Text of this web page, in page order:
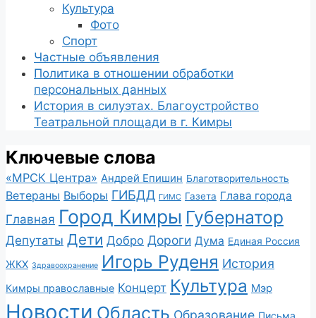
Культура
Фото
Спорт
Частные объявления
Политика в отношении обработки
персональных данных
История в силуэтах. Благоустройство
Театральной площади в г. Кимры
Ключевые слова
«МРСК Центра» Андрей Епишин Благотворительность
Ветераны Выборы ГИБДД ГИМС Газета Глава города
Главная Город Кимры Губернатор
Депутаты Дети Добро Дороги Дума Единая Россия
ЖКХ Здравоохранение Игорь Руденя История
Кимры православные Концерт Культура Мэр
Новости Область Образование Письма